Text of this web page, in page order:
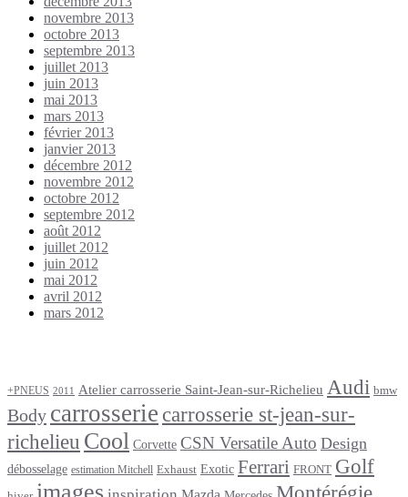
novembre 2013
octobre 2013
septembre 2013
juillet 2013
juin 2013
mai 2013
mars 2013
février 2013
janvier 2013
décembre 2012
novembre 2012
octobre 2012
septembre 2012
août 2012
juillet 2012
juin 2012
mai 2012
avril 2012
mars 2012
+PNEUS 2011 Atelier carrosserie Saint-Jean-sur-Richelieu Audi bmw
Body carrosserie carrosserie st-jean-sur-
richelieu Cool Corvette CSN Versatile Auto Design
débosselage estimation Mitchell Exhaust Exotic Ferrari FRONT Golf